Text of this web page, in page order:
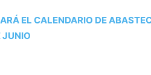
EL CALENDARIO DE
JUNIO